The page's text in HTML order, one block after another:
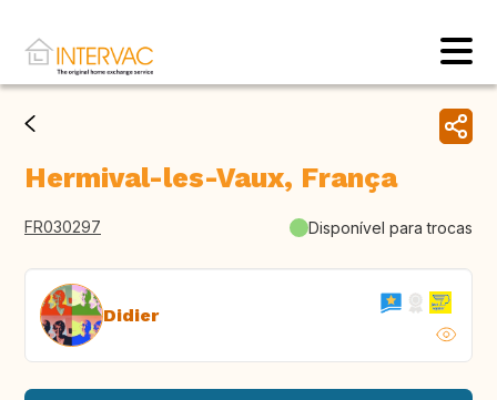
Hermival-les-Vaux, França
FR030297 Disponível para trocas
Didier